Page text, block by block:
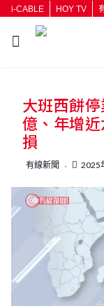
i-CABLE HOY TV
大班西餅
億、年增
損
有線新聞 2025